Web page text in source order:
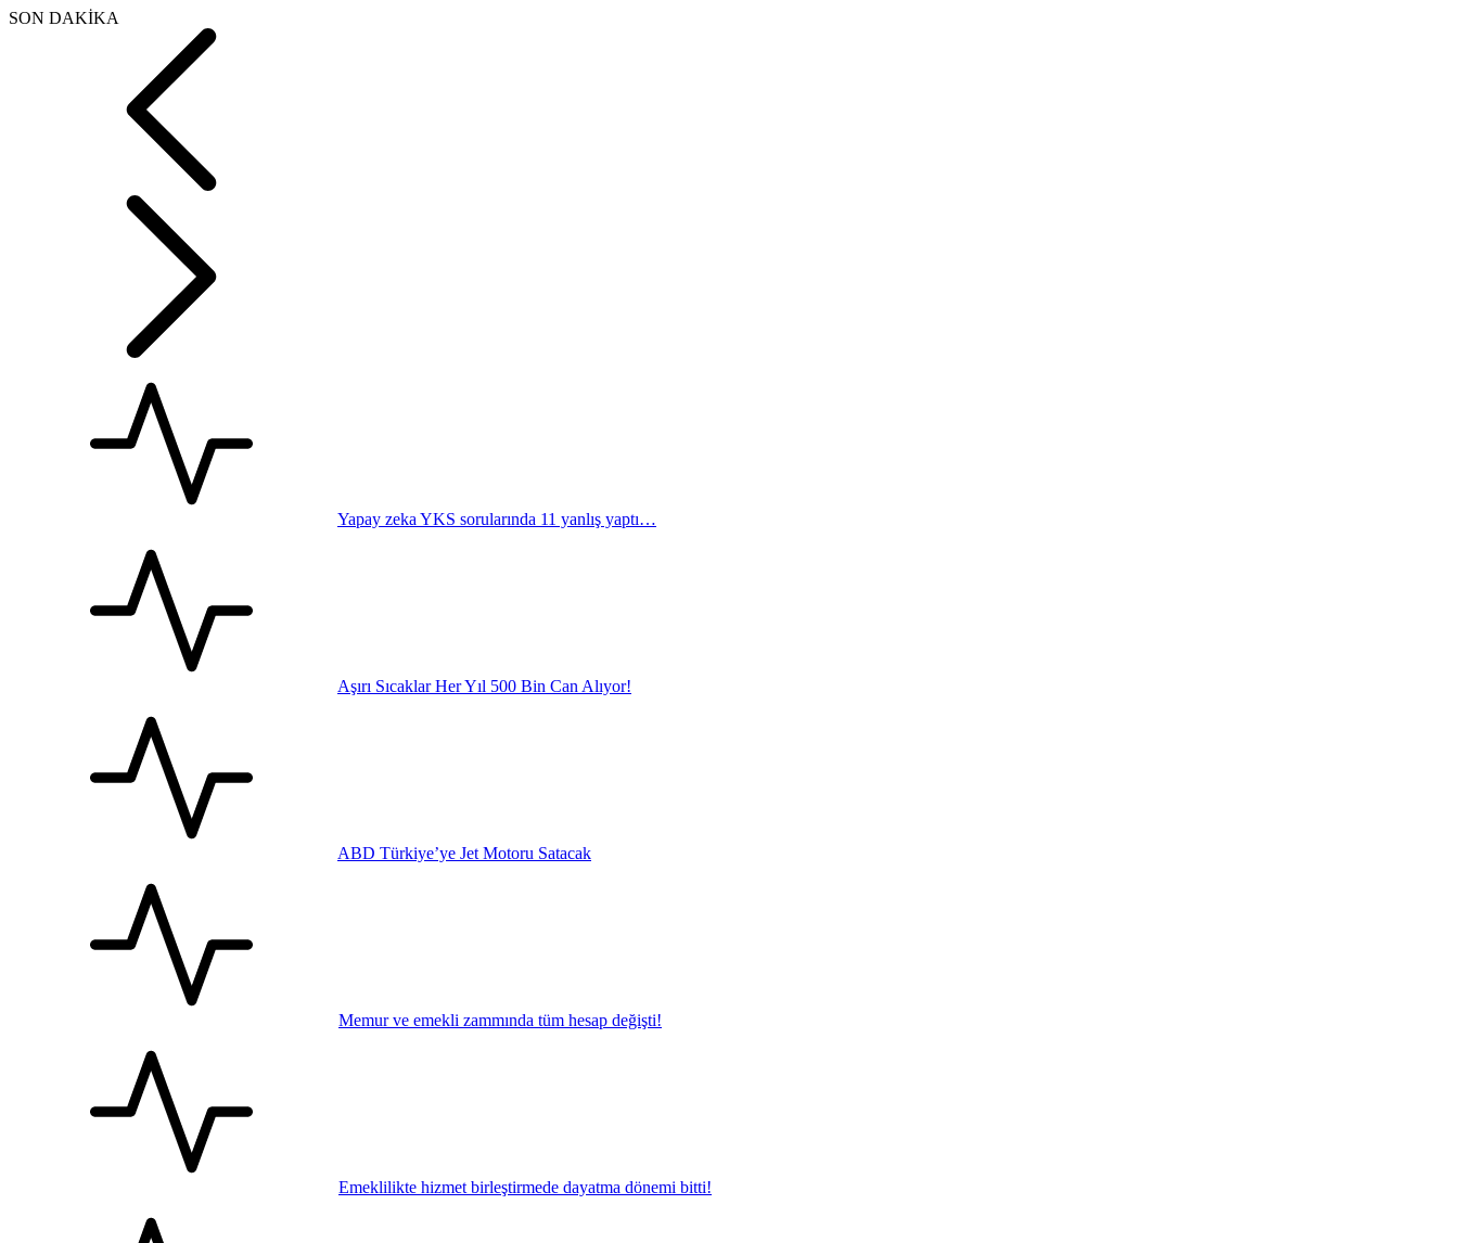
SON DAKİKA
Yapay zeka YKS sorularında 11 yanlış yaptı…
Aşırı Sıcaklar Her Yıl 500 Bin Can Alıyor!
ABD Türkiye’ye Jet Motoru Satacak
Memur ve emekli zammında tüm hesap değişti!
Emeklilikte hizmet birleştirmede dayatma dönemi bitti!